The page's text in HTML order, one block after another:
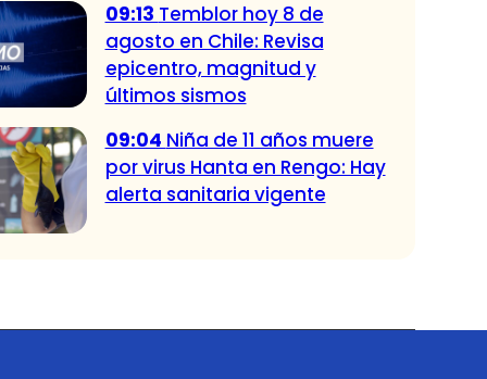
09:13 Temblor hoy 8 de
agosto en Chile: Revisa
epicentro, magnitud y
últimos sismos
09:04 Niña de 11 años muere
por virus Hanta en Rengo: Hay
alerta sanitaria vigente